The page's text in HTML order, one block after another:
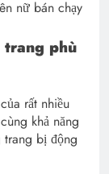
nữ bán chạy
trang phù
rất nhiều
khả năng
trang bị động